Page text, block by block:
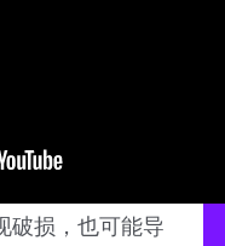
破损，也可能导